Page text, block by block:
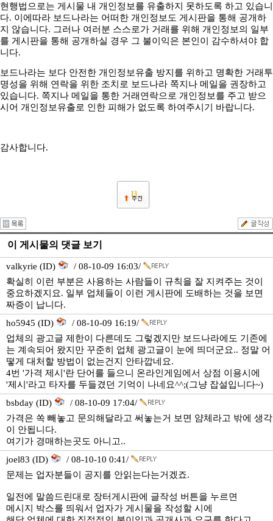
현행법으로는 게시물 내 개인정보를 유출하지 못하도록 하고 있습니
다. 이에따라 보드나라는 어떠한 개인정보도 게시판을 통해 공개하
지 않습니다. 그러나 여러분 스스로가 거래를 위해 개인정보의 일부
를 게시판을 통해 공개하실 경우 그 불이익은 본인이 감수하셔야 합
니다.
보드나라는 보다 안전한 개인정보유출 방지를 위하고 명확한 거래투
명성을 위해 연락을 위한 조치로 보드나라 쪽지나 메일을 권장하고
있습니다. 쪽지나 메일을 통한 거래연락으로 개인정보를 주고 받으
시어 개인정보유출로 인한 피해가 없도록 하여주시기 바랍니다.
감사합니다.
13
이 게시물의 댓글 보기
valkyrie (ID)
/ 08-10-09 16:03/
확실히 이런 부분은 사용하는 사람들이 규칙을 잘 지켜주는 것이
중요하겠지요. 일부 업체들이 이런 게시판에 도배하는 것을 보면
짜증이 납니다.
ho5945 (ID)
/ 08-10-09 16:19/
업체의 광고글 제한이 다른데도 그렇겠지만 보드나라에도 기존에
는 계속되어 왔지만 꾸준히 업체 광고글이 눈에 띄더군요.. 정말 어
떻게 대처할 방법이 없는건지 안타깝네요.
4번 '가격 제시'란 단어를 들으니 온라인게임에서 상점 이용시에
'제시'라고 타자를 두들겼던 기억이 나네요^^;(그냥 잡설입니다~)
bsbday (ID)
/ 08-10-09 17:04/
가격은 쏙 빼놓고 문의해달라고 써놓는거 보면 얌체라고 밖에 생각
이 안됩니다.
여기가 경매하는곳도 아니고..
joel83 (ID)
/ 08-10-10 0:41/
문제는 업자분들이 공지를 안읽는다는거겠죠.
일전에 말씀드린대로 장터게시판에 글작성 버튼을 누르면
메시지 박스를 띄워서 업자가 게시물을 작성할 시에